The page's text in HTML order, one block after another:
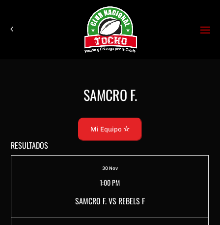
SAMCRO F.
Mi Equipo
RESULTADOS
30 Nov
1:00 PM
SAMCRO F. VS REBELS F